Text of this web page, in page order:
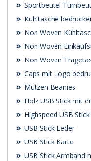
Sportbeutel
Kühltasche
Non Woven
Non Woven
Non Woven
Caps mit Logo
Mützen Beanies
Holz USB Stick mit
Highspeed USB
USB Stick Leder
USB Stick Karte
USB Stick Armband